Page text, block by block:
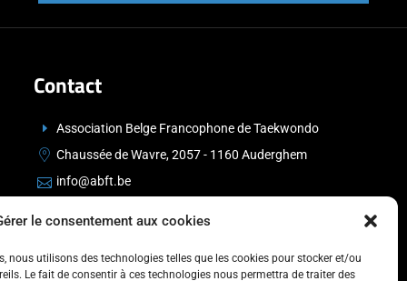
le consentement aux cookies
nous utilisons des technologies telles que les cookies pour stocker et/ou
Le fait de consentir à ces technologies nous permettra de traiter des
Contact
Association Belge Francophone de Taekwondo
Chaussée de Wavre, 2057 - 1160 Auderghem
info@abft.be